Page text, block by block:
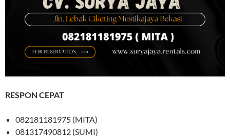
RESPON CEPAT
082181181975 (MITA)
081317490812 (SUMI)